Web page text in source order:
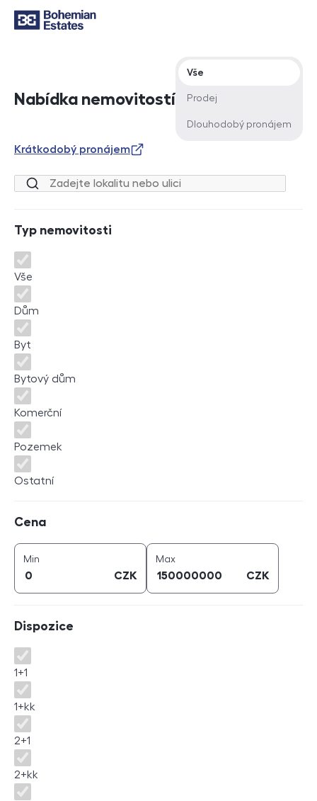
Nabídka nemovitostí
Typ nabídky
Vše
Prodej
Dlouhodobý pronájem
Krátkodobý pronájem
Lokalita nebo ulice
Typ nemovitosti
Typ nemovitosti
Vše
Dům
Byt
Bytový dům
Komerční
Pozemek
Ostatní
Cena
Min
CZK
Maxcena (
CZK
Dispozice
Dispozice
1+1
1+kk
2+1
2+kk